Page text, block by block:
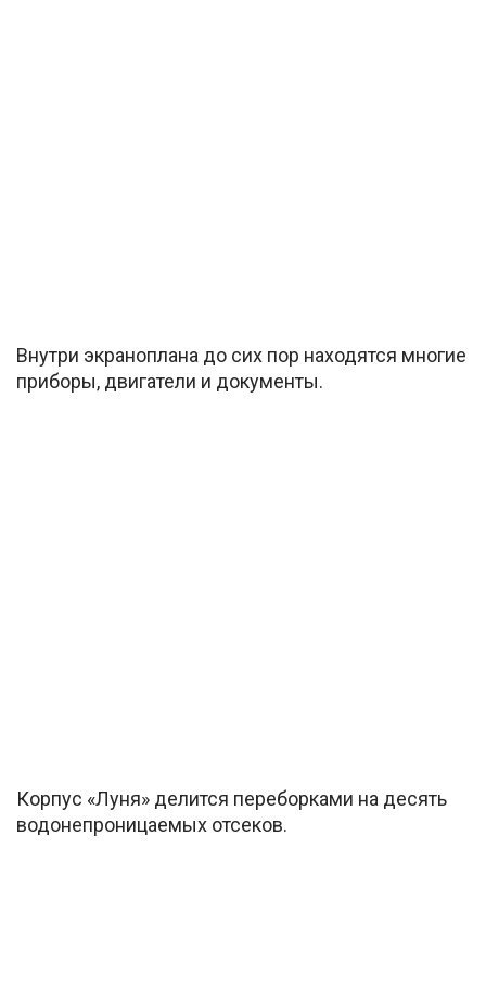
Внутри экраноплана до сих пор находятся многие
приборы, двигатели и документы.
Корпус «Луня» делится переборками на десять
водонепроницаемых отсеков.